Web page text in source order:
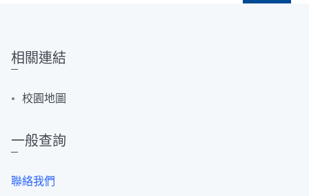
相關連結
校園地圖
一般查詢
聯絡我們